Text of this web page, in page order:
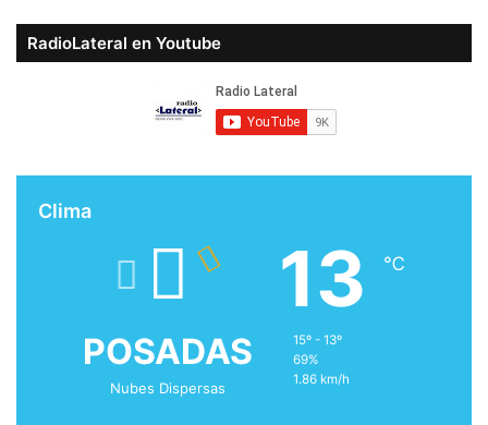
RadioLateral en Youtube
Clima
POSADAS
Nubes Dispersas
13 ℃
15º - 13º
69%
1.86 km/h